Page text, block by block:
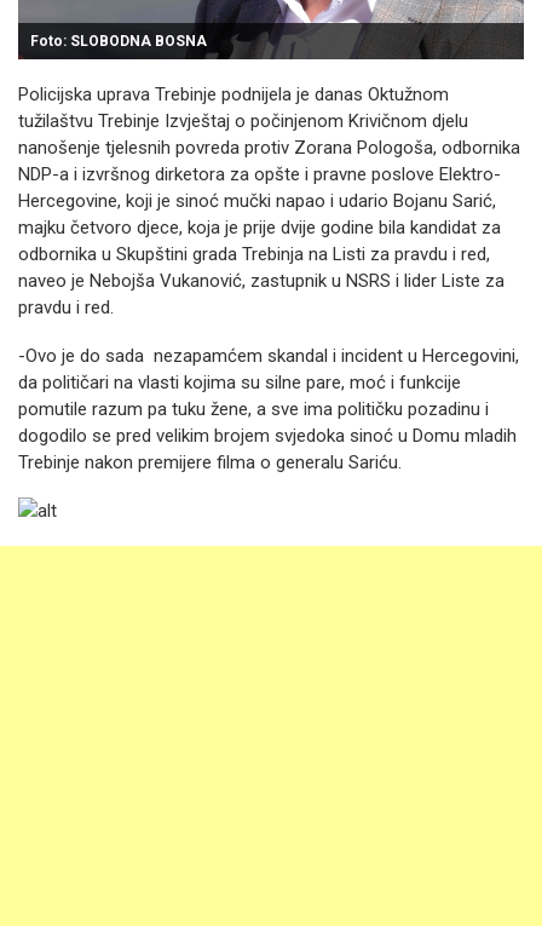
Foto: SLOBODNA BOSNA
Policijska uprava Trebinje podnijela je danas Oktužnom
tužilaštvu Trebinje Izvještaj o počinjenom Krivičnom djelu
nanošenje tjelesnih povreda protiv Zorana Pologoša, odbornika
NDP-a i izvršnog dirketora za opšte i pravne poslove Elektro-
Hercegovine, koji je sinoć mučki napao i udario Bojanu Sarić,
majku četvoro djece, koja je prije dvije godine bila kandidat za
odbornika u Skupštini grada Trebinja na Listi za pravdu i red,
naveo je Nebojša Vukanović, zastupnik u NSRS i lider Liste za
pravdu i red.
-Ovo je do sada nezapamćem skandal i incident u Hercegovini,
da političari na vlasti kojima su silne pare, moć i funkcije
pomutile razum pa tuku žene, a sve ima političku pozadinu i
dogodilo se pred velikim brojem svjedoka sinoć u Domu mladih
Trebinje nakon premijere filma o generalu Sariću.